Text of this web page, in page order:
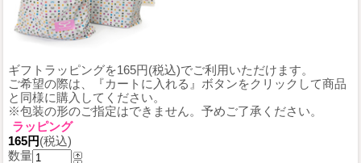
ギフトラッピングを165円(税込)でご利用いただけます。
ご希望の際は、『カートに入れる』ボタンをクリックして商品
と同様に購入してください。
※包装の形のご指定はできません。予めご了承ください。
ラッピング
165円(税込)
数量